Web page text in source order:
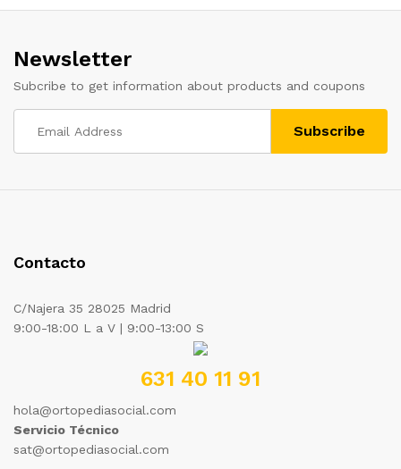
Newsletter
Subcribe to get information about products and coupons
Contacto
C/Najera 35 28025 Madrid
9:00-18:00 L a V | 9:00-13:00 S
631 40 11 91
hola@ortopediasocial.com
Servicio Técnico
sat@ortopediasocial.com